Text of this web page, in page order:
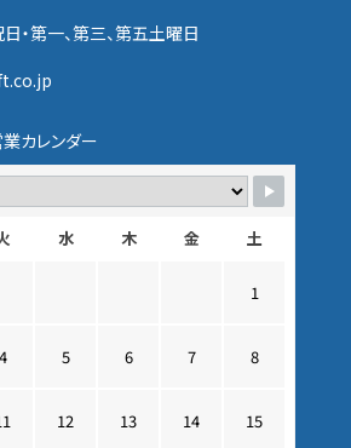
・第一、第三、第五土曜日
カレンダー
水 木 金 土
1
4 5 6 7 8
12 13 14 15